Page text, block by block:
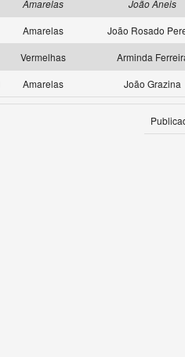
Amarelas
João Aneis
Amarelas
João Rosado
Vermelhas
Arminda
Amarelas João Grazina